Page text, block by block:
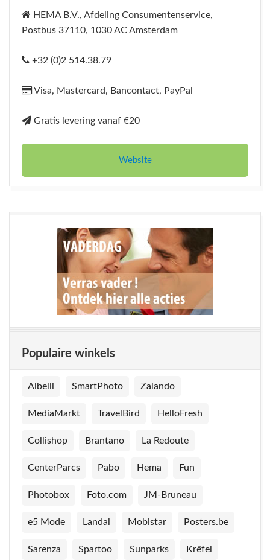
HEMA B.V., Afdeling Consumentenservice,
Postbus 37110, 1030 AC Amsterdam
+32 (0)2 514.38.79
Visa, Mastercard, Bancontact, PayPal
Gratis levering vanaf €20
Website
Populaire winkels
Albelli SmartPhoto Zalando
MediaMarkt TravelBird HelloFresh
Collishop Brantano La Redoute
CenterParcs Pabo Hema Fun
Photobox Foto.com JM-Bruneau
e5 Mode Landal Mobistar Posters.be
Sarenza Spartoo Sunparks Krëfel